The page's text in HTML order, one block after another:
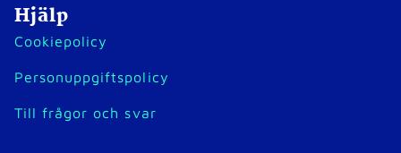
Hjälp
Cookiepolicy
Personuppgiftspolicy
Till frågor och svar